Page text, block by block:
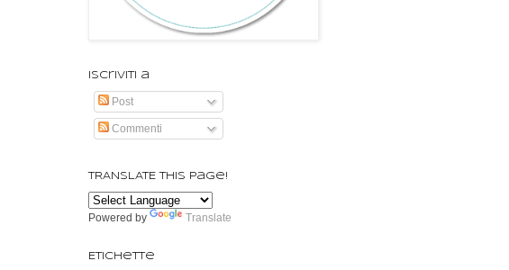
Iscriviti a
Post
Commenti
TRANSLATE this page!
Powered by Translate
Etichette